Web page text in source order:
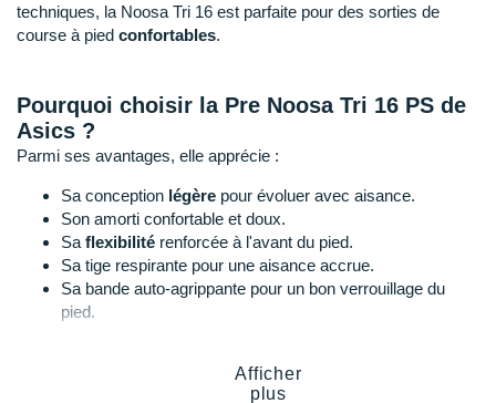
techniques, la Noosa Tri 16 est parfaite pour des sorties de
course à pied confortables.
Pourquoi choisir la Pre Noosa Tri 16 PS de
Asics ?
Parmi ses avantages, elle apprécie :
Sa conception légère pour évoluer avec aisance.
Son amorti confortable et doux.
Sa flexibilité renforcée à l'avant du pied.
Sa tige respirante pour une aisance accrue.
Sa bande auto-agrippante pour un bon verrouillage du
pied.
Afficher
plus
Saucony
Saxx
Scarpa
Shokz
Sidas
Smoon